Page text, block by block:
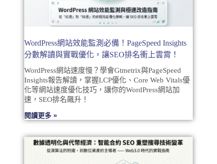
WordPress網站效能監測必備！PageSpeed Insights
分數解讀與實戰優化，讓SEO排名衝上雲霄！
WordPress網站速度慢？學會Gtmetrix與PageSpeed
Insights報告解讀，掌握LCP優化、Core Web Vitals優
化等網站速度優化技巧，讓你的WordPress網站加
速，SEO排名飆升！
閱讀更多 »